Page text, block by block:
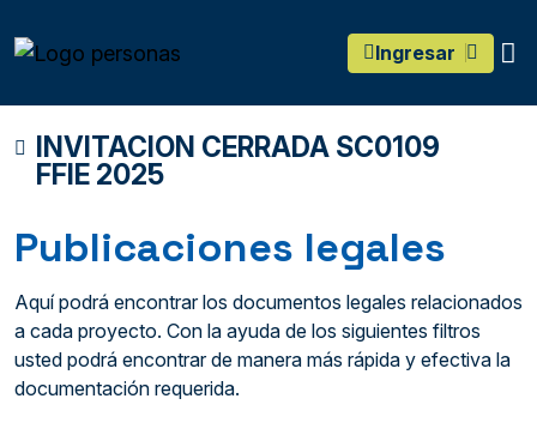
Ingresar
INVITACION CERRADA SC0109
FFIE 2025
Publicaciones legales
Aquí podrá encontrar los documentos legales relacionados
a cada proyecto. Con la ayuda de los siguientes filtros
usted podrá encontrar de manera más rápida y efectiva la
documentación requerida.